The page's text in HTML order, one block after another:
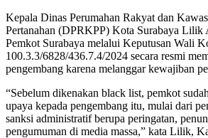
Kepala Dinas Perumahan Rakyat dan
Pertanahan (DPRKPP) Kota Surabaya Lilik
Pemkot Surabaya melalui Keputusan Wali
100.3.3/6828/436.7.4/2024 secara resmi
pengembang karena melanggar kewajiban
“Sebelum dikenakan black list, pemkot
upaya kepada pengembang itu, mulai dari
sanksi administratif berupa peringatan,
pengumuman di media massa,” kata Lilik,